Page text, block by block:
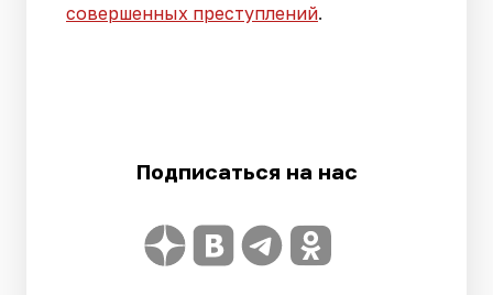
совершенных преступлений.
Подписаться на нас